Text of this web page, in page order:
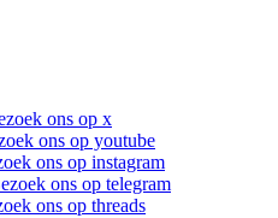
ons op x
ons op youtube
ons op instagram
ons op telegram
ons op threads